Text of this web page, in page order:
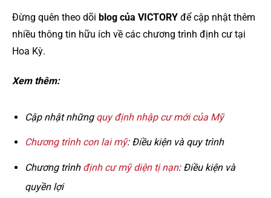
Đừng quên theo dõi blog của VICTORY để cập nhật thêm
nhiều thông tin hữu ích về các chương trình định cư tại
Hoa Kỳ.
Xem thêm:
Cập nhật những quy định nhập cư mới của Mỹ
Chương trình con lai mỹ: Điều kiện và quy trình
Chương trình định cư mỹ diện tị nạn: Điều kiện và
quyền lợi